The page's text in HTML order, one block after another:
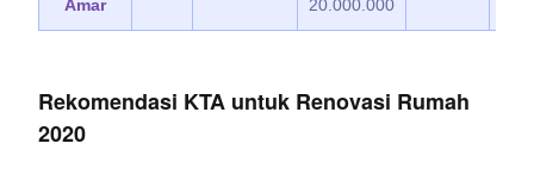
Amar
20.000.000
Rekomendasi KTA untuk Renovasi Rumah
2020